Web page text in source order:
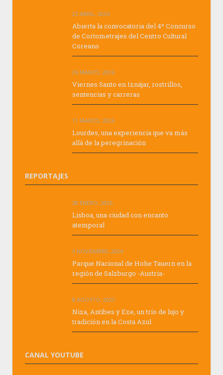
23 ABRIL, 2026
Abierta la convocatoria del 4º Concurso
de Cortometrajes del Centro Cultural
Coreano
26 MARZO, 2026
Viernes Santo en Iznájar, rostrillos,
sentencias y carreras
11 MARZO, 2026
Lourdes, una experiencia que va más
allá de la peregrinación
REPORTAJES
28 ENERO, 2026
Lisboa, una ciudad con encanto
atemporal
3 NOVIEMBRE, 2024
Parque Nacional de Hohe Tauern en la
región de Salzburgo -Austria-
8 AGOSTO, 2023
Niza, Antibes y Eze, un trío de lujo y
tradición en la Costa Azul
CANAL YOUTUBE